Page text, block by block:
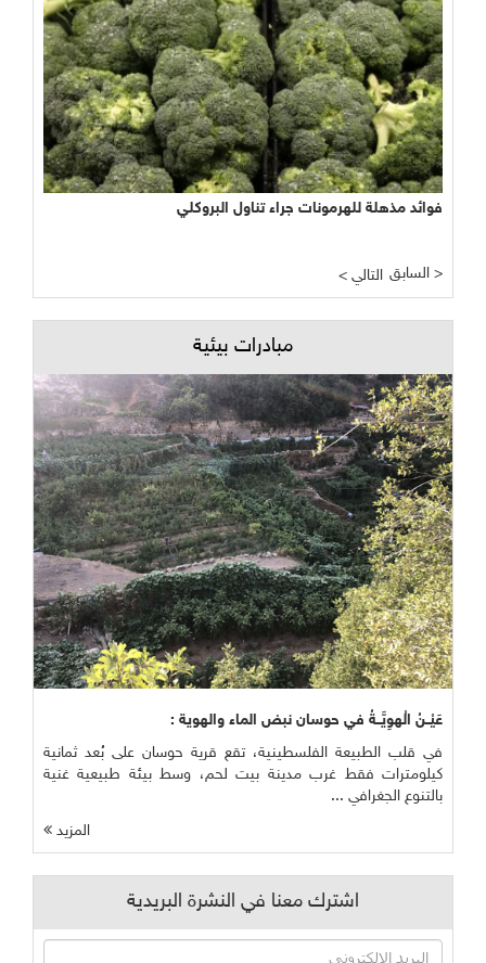
فوائد مذهلة للهرمونات جراء تناول البروكلي
< التالي السابق >
مبادرات بيئية
عَيْــنُ الْهوِيَّــةُ في حوسان نبض الماء والهوية :
في قلب الطبيعة الفلسطينية، تقع قرية حوسان على بُعد ثمانية
كيلومترات فقط غرب مدينة بيت لحم، وسط بيئة طبيعية غنية
بالتنوع الجغرافي ...
المزيد
اشترك معنا في النشرة البريدية